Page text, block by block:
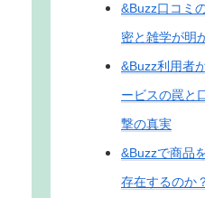
&Buzz口コミ
密と雑学が明
&Buzz利用者
ービスの罠と
撃の真実
&Buzzで商品
存在するのか